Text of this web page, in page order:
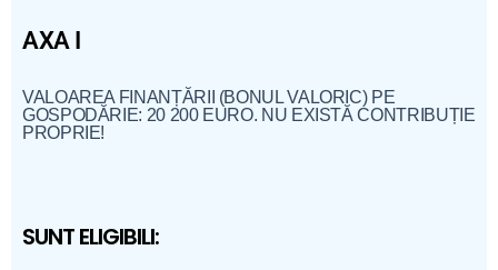
AXA I
VALOAREA FINANȚĂRII (BONUL VALORIC) PE
GOSPODĂRIE: 20 200 EURO. NU EXISTĂ CONTRIBUȚIE
PROPRIE!
SUNT ELIGIBILI: